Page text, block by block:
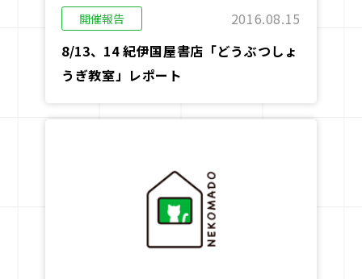
お問い合わせ
開催報告
2016.08.15
8/13、14 紀伊国屋書店「どうぶつしょ
うぎ教室」レポート